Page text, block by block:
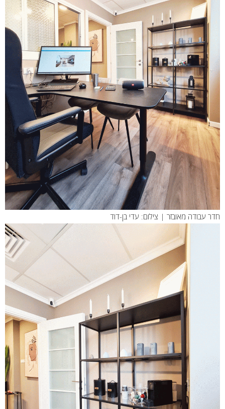
חדר עבודה מאובזר | צילום: עדי בן-דוד